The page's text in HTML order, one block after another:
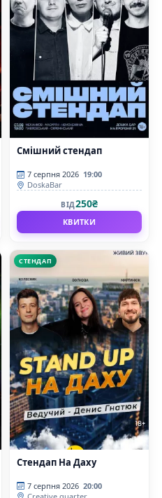
Смішний стендап
7 серпня 2026 19:00
DoskaBar
ВІД250₴
КВИТКИ
СТЕНДАП
Стендап На Даху
7 серпня 2026 20:00